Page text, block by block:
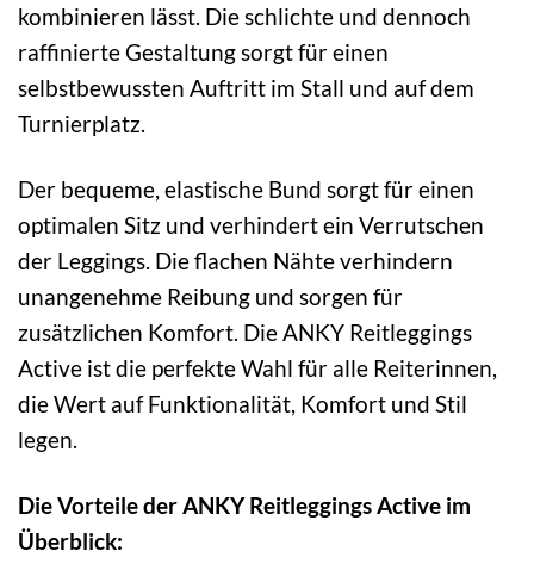
kombinieren lässt. Die schlichte und dennoch
raffinierte Gestaltung sorgt für einen
selbstbewussten Auftritt im Stall und auf dem
Turnierplatz.
Der bequeme, elastische Bund sorgt für einen
optimalen Sitz und verhindert ein Verrutschen
der Leggings. Die flachen Nähte verhindern
unangenehme Reibung und sorgen für
zusätzlichen Komfort. Die ANKY Reitleggings
Active ist die perfekte Wahl für alle Reiterinnen,
die Wert auf Funktionalität, Komfort und Stil
legen.
Die Vorteile der ANKY Reitleggings Active im
Überblick: